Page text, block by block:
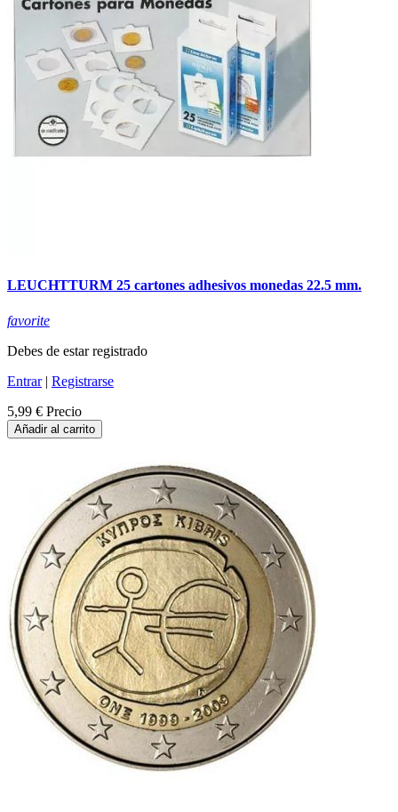
LEUCHTTURM 25 cartones adhesivos monedas 22.5 mm.
favorite
Debes de estar registrado
Entrar| Registrarse
5,99 € Precio
Añadir al carrito